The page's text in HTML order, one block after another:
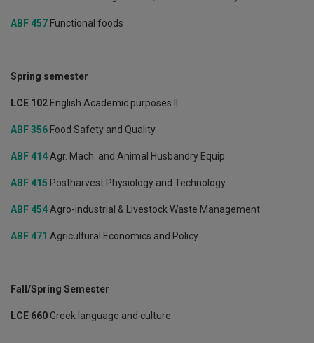
Νικόλαος Τζωρτζάκης
Ουράνιος Τζαμαλούκας
Φώτης Παπαδήμας
Χριστίνα Μητσιοπούλου
Χρυσούλα Δρούζα
Γιώργος Μαγγανάρης
Αντώνης Χρυσαργύρης
Αταλάντη Χρίστου
ABF 457 Functional foods
Spring semester
LCE 102 English Academic purposes ΙΙ
ABF 356 Food Safety and Quality
ABF 414 Agr. Mach. and Animal Husbandry Equip.
ABF 415 Postharvest Physiology and Technology
ABF 454 Agro-industrial & Livestock Waste Management
ABF 471 Agricultural Economics and Policy
Fall/Spring Semester
LCE 660 Greek language and culture